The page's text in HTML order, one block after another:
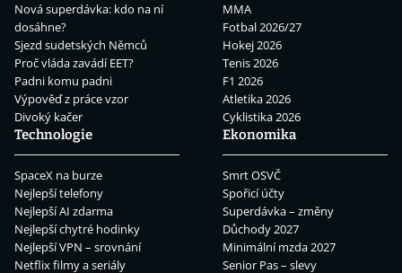
Nová superdávka: kdo na ní
dosáhne?
Sjezd sudetských Němců
Proč vláda zavádí EET?
Padni komu padni
Výpověď z práce vzor
Divoký kačer
MMA
Fotbal 2026/27
Hokej 2026
Tenis 2026
F1 2026
Atletika 2026
Cyklistika 2026
Technologie
SpaceX na burze
Nejlepší telefony
Nejlepší AI zdarma
Nejlepší chytré hodinky
Nejlepší VPN – srovnání
Netflix filmy a seriály
Ekonomika
Smrt OSVČ
Spořicí účty
Superdávka – změny
Důchody 2027
Minimální mzda 2027
Senior Pas – slevy